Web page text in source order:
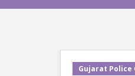
Gujarat Police